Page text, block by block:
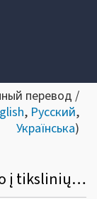
перевод /
, Русский,
Українська)
Dėl Rusijos federacijos įtraukimo į tikslinių teritorijų sąrašą